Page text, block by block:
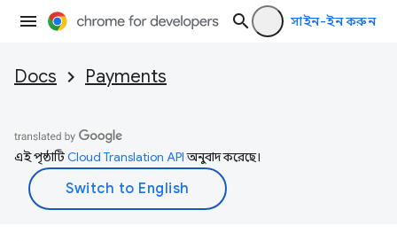
সাইন-ইন করুন
Docs Payments
এই পৃষ্ঠাটিCloud Translation APIঅনুবাদ করেছে।